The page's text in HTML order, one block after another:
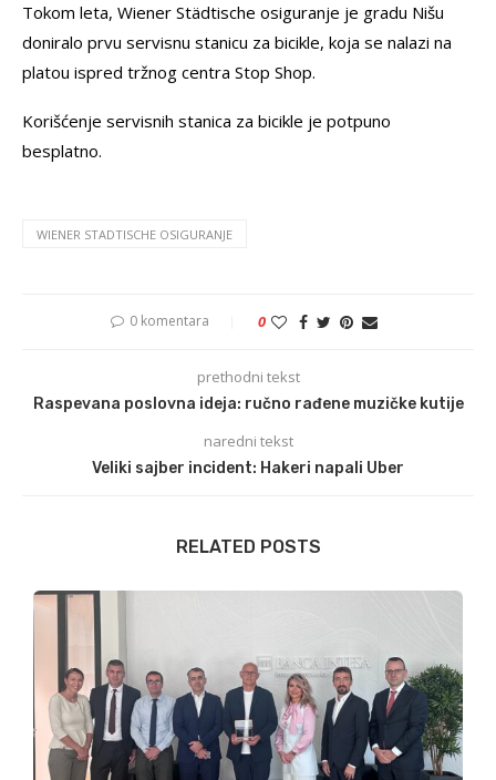
Tokom leta, Wiener Städtische osiguranje je gradu Nišu
doniralo prvu servisnu stanicu za bicikle, koja se nalazi na
platou ispred tržnog centra Stop Shop.
Korišćenje servisnih stanica za bicikle je potpuno
besplatno.
WIENER STADTISCHE OSIGURANJE
0 komentara 0
prethodni tekst
Raspevana poslovna ideja: ručno rađene muzičke kutije
naredni tekst
Veliki sajber incident: Hakeri napali Uber
RELATED POSTS